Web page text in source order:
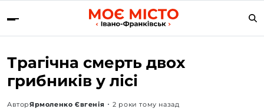
Трагічна смерть двох
грибників у лісі
АвторЯрмоленко Євгенія 2 роки тому назад